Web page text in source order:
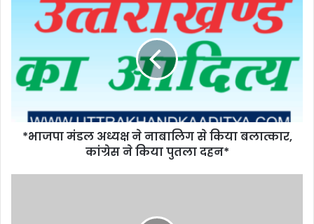
*भाजपा मंडल अध्यक्ष ने नाबालिग से किया बलात्कार,
कांग्रेस ने किया पुतला दहन*